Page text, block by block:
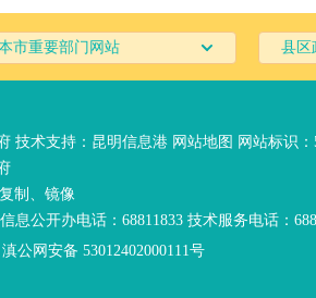
市重要部门网站 县区
技术支持： 昆明信息港 网站地图 网站标识：
制、镜像
息公开办电话：68811833 技术服务电话：
滇公网安备 53012402000111号